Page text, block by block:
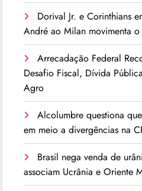
Dorival Jr. e Corinthians
André ao Milan movimenta o
Arrecadação Federal
Desafio Fiscal, Dívida
Agro
Alcolumbre questiona
em meio a divergências na
Brasil nega venda de
associam Ucrânia e Oriente